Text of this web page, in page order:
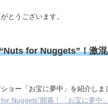
とうございます。
for Nuggets”！激
ョー「お宝に夢中」を紹介しま
Nuggets”開幕！「お宝に夢中